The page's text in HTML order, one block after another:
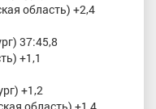
область) +2,4
37:45,8
+1,1
+1,2